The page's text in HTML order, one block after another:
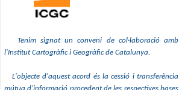
Tenim signat un conveni de col·laboració amb
l'Institut Cartogràfic i Geogràfic de Catalunya.
L'objecte d'aquest acord és la cessió i transferència